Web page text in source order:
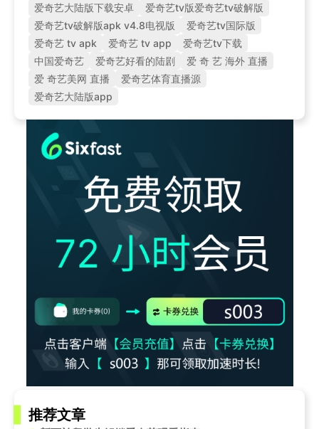
爱奇艺大陆版下载安卓
爱奇艺tv版爱奇艺tv破解版
爱奇艺tv破解版apk v4.8电视版
爱奇艺tv国际版
爱奇艺 tv apk
爱奇艺 tv app
爱奇艺tv下载
中国爱奇艺
爱奇艺好看的陆剧
爱 奇 艺 海外 直播
爱 奇艺美网 直播
爱奇艺体育直播源
爱奇艺大陆版app
推荐文章